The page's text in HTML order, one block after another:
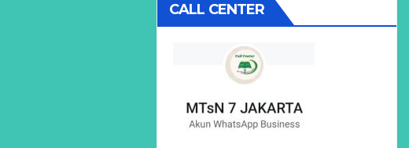
CALL CENTER